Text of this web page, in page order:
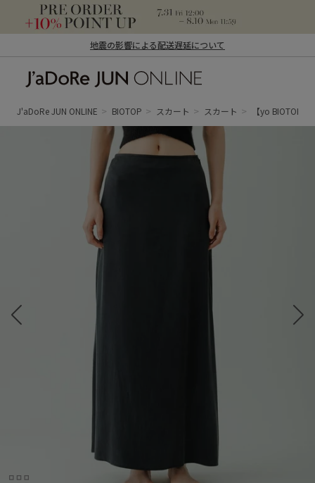
地震の影響による配送遅延について
ン オンライン）
J'aDoRe JUN ONLINE BIOTOP スカート スカート 【yo BIOTOP